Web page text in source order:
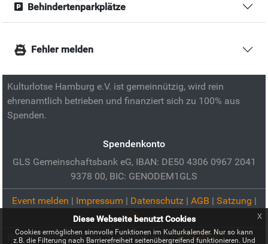
Behindertenparkplätze
Fehler melden
Kulturlotse Hamburg e.V. ist gemeinnützig, wird rein
ehrenamtlich betrieben und finanziert sich zu 100% aus
Spenden.
Spendenkonto
GLS Gemeinschaftsbank eG, IBAN: DE50 4306 0967 2041
9378 00, BIC: GENODEM1GLS
Event melden | Impressum | Datenschutz| AGB | Satzung |
Bild zur Veranstaltung:Summer Kiosk:Laura Wolf
Diese Webseite benutzt Cookies
Cookies ermöglichen sinnvolle Funktionen im Kulturkalender. Nur so kann
z.B. die Filterung nach Barrierefreiheit seitenübergreifend funktionieren. Und
x